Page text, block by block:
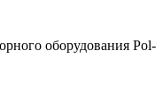
оборудования Pol-